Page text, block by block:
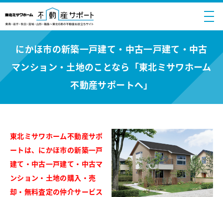
にかほ市の新築一戸建て・中古一戸建て・中古
マンション・土地のことなら「東北ミサワホーム
不動産サポートへ」
東北ミサワホーム不動産サポ
ートは、にかほ市の新築一戸
建て・中古一戸建て・中古マ
ンション・土地の購入・売
却・無料査定の仲介サービス